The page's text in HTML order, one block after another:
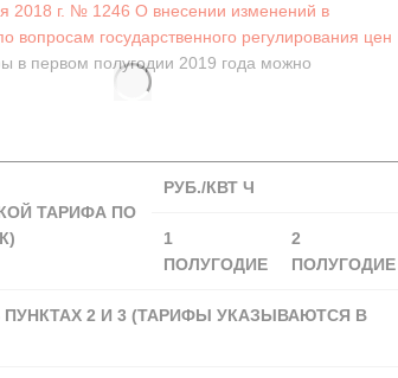
2018 г. № 1246 О внесении изменений в
вопросам государственного регулирования цен
в первом полугодии 2019 года можно
ТАРИФА ПО
РУБ./КВТ Ч
1
ПОЛУГОДИЕ
2
ПОЛУГОДИЕ
2 И 3 (ТАРИФЫ УКАЗЫВАЮТСЯ В